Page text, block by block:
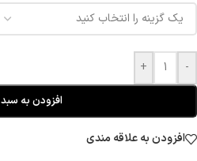
-
+
افزودن به
افزودن به علاقه مندی